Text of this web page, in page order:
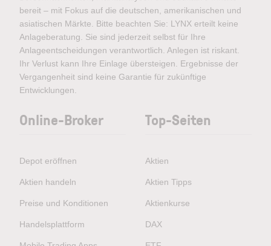
bereit – mit Fokus auf die deutschen, amerikanischen und
asiatischen Märkte. Bitte beachten Sie: LYNX erteilt keine
Anlageberatung. Sie sind jederzeit selbst für Ihre
Anlageentscheidungen verantwortlich. Anlegen ist riskant.
Ihr Verlust kann Ihre Einlage übersteigen. Ergebnisse der
Vergangenheit sind keine Garantie für zukünftige
Entwicklungen.
Online-Broker
Depot eröffnen
Aktien handeln
Preise und Konditionen
Handelsplattform
Top-Seiten
Aktien
Aktien Tipps
Aktienkurse
DAX